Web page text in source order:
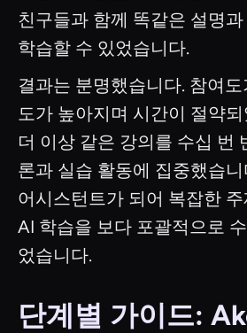
친구들과 함께 똑같은 설명
학습할 수 있었습니다.
결과는 분명했습니다. 참여
도가 높아지며 시간이 절약
더 이상 같은 강의를 수십 번
론과 실습 활동에 집중했습
어시스턴트가 되어 복잡한
AI 학습을 보다 포괄적으로
었습니다.
단계별 가이드: